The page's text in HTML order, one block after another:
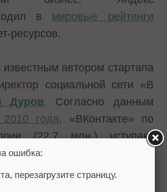
в мировые рейтинги
ресурсов.
автором стартапа
социальной сети «В
Дуров. Согласно данным
года, «ВКонтакте» по
(22,7 млн.) уступает
Mail.ru, владеющему сегодня
ошибка:
перезагрузите страницу.